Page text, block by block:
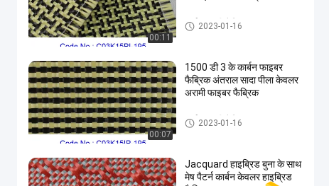
00:11
कार्बन अरामी फैब्रिक
2023-01-16
00:07
1500 डी 3 के कार्बन फाइबर
फैब्रिक अंतराल सादा पीला केवलर
अरामी फाइबर फैब्रिक
कार्बन अरामी फैब्रिक
2023-01-16
Jacquard हाइब्रिड बुना के साथ
मेष पैटर्न कार्बन केवलर हाइब्रिड